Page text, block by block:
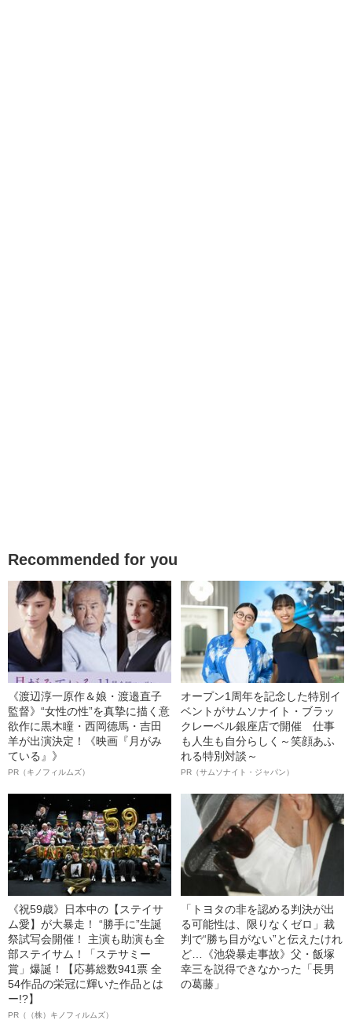
Recommended for you
《渡辺淳一原作＆娘・渡邉直子
監督》“女性の性”を真摯に描く意
欲作に黒木瞳・西岡德馬・吉田
羊が出演決定！《映画『月がみ
ている』》
PR（キノフィルムズ）
オープン1周年を記念した特別イ
ベントがサムソナイト・ブラッ
クレーベル銀座店で開催 仕事
も人生も自分らしく～笑顔あふ
れる特別対談～
PR（サムソナイト・ジャパン）
《祝59歳》日本中の【ステイサ
ム愛】が大暴走！ “勝手に”生誕
祭試写会開催！ 主演も助演も全
部ステイサム！「ステサミー
賞」爆誕！【応募総数941票 全
54作品の栄冠に輝いた作品とは
ー!?】
PR（（株）キノフィルムズ）
「トヨタの非を認める判決が出
る可能性は、限りなくゼロ」裁
判で“勝ち目がない”と伝えたけれ
ど…《池袋暴走事故》父・飯塚
幸三を説得できなかった「長男
の葛藤」